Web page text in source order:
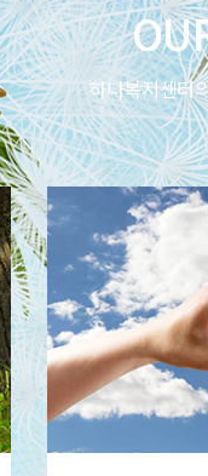
하나복지센터